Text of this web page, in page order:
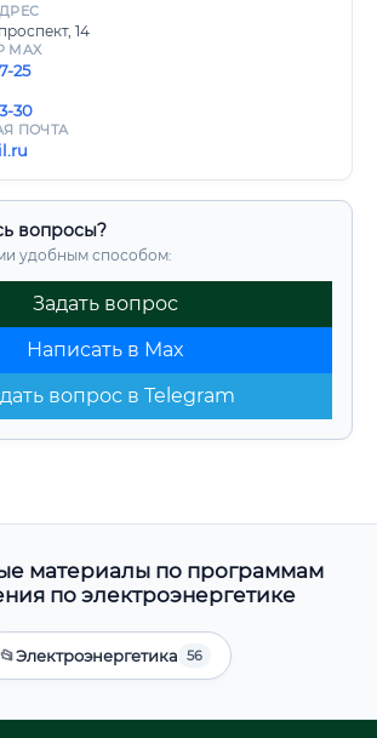
14
25
30
ПОЧТА
вопросы?
удобным способом:
Задать вопрос
Написать в Max
вопрос в Telegram
материалы по программам
по электроэнергетике
📂Электроэнергетика 56